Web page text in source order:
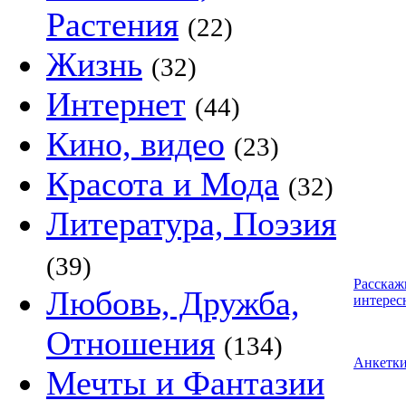
Растения (22)
Жизнь (32)
Интернет (44)
Кино, видео (23)
Красота и Мода (32)
Литература, Поэзия
(39)
Любовь, Дружба,
Отношения (134)
Мечты и Фантазии